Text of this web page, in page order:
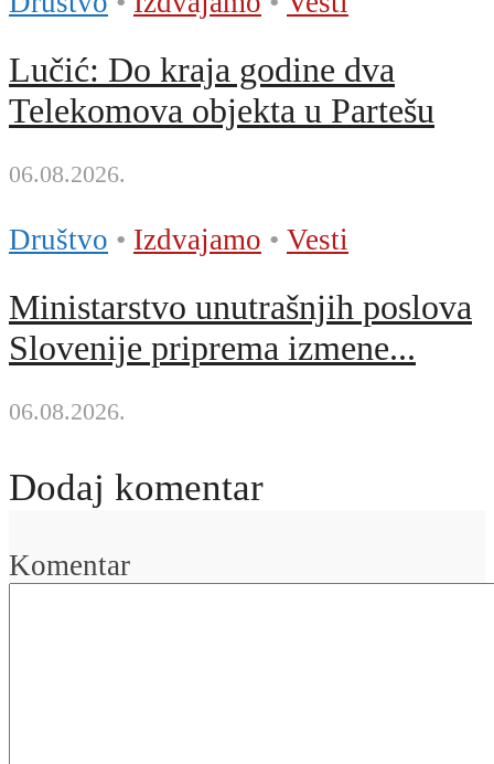
Lučić: Do kraja godine dva
Telekomova objekta u Partešu
06.08.2026.
Društvo • Izdvajamo • Vesti
Ministarstvo unutrašnjih poslova
Slovenije priprema izmene...
06.08.2026.
Dodaj komentar
Komentar